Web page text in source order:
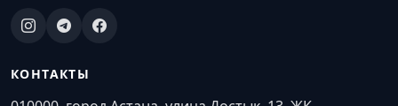
КОНТАКТЫ